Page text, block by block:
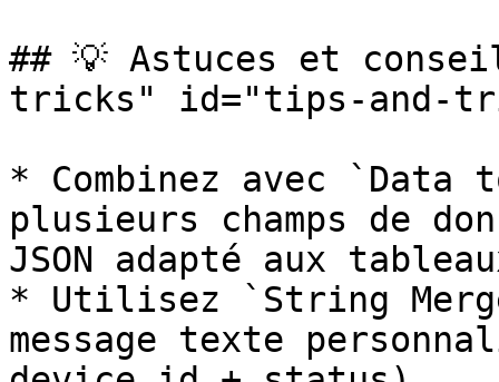
## 💡 Astuces et
tricks" id="tips-and-
* Combinez avec `Data
plusieurs champs de
JSON adapté aux
* Utilisez `String
message texte